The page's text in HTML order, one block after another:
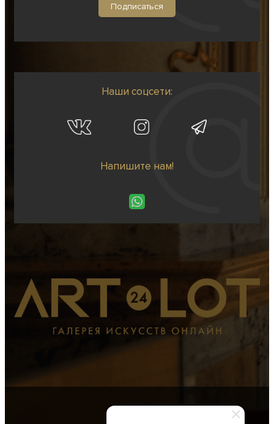
Наши соцсети:
Напишите нам!